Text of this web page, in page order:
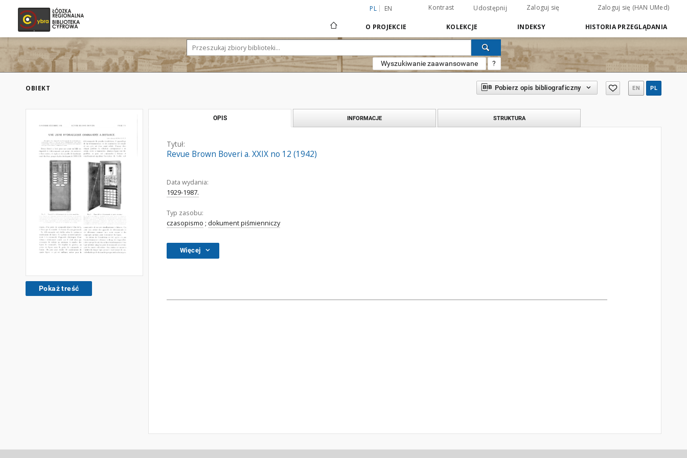
PL EN Kontrast Udostępnij Zaloguj się Zaloguj się (HAN UMed)
O PROJEKCIE KOLEKCJE INDEKSY HISTORIA PRZEGLĄDANIA
Wyszukiwanie zaawansowane ?
OBIEKT Pobierz opis bibliograficzny EN PL
Pokaż treść
OPIS INFORMACJE STRUKTURA
Tytuł:
Revue Brown Boveri a. XXIX no 12 (1942)
Data wydania:
1929-1987.
Typ zasobu:
czasopismo ; dokument piśmienniczy
Więcej